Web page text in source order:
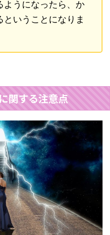
ようになったら、か
いうことになりま
関する注意点